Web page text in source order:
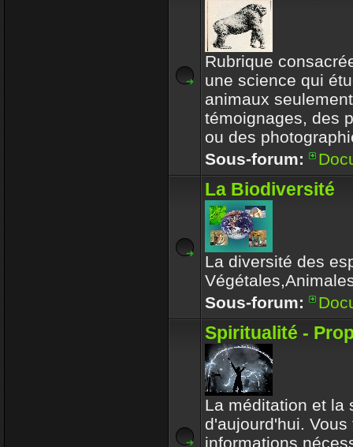
Rubrique
une science qui
animaux
témoignages, des
ou des
Sous-forum:
La Biodiversité
La diversité des
Sous-forum:
Spiritualité -
La méditation et la
d'aujourd'hui.
informations